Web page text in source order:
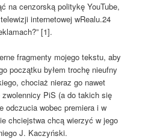
na cenzorską politykę YouTube,
internetowej wRealu.24
[1].
fragmenty mojego tekstu, aby
początku byłem trochę nieufny
chociaż nieraz go nawet
PiS (a do takich się
odczucia wobec premiera i w
chciejstwa chcą wierzyć w jego
J. Kaczyński.